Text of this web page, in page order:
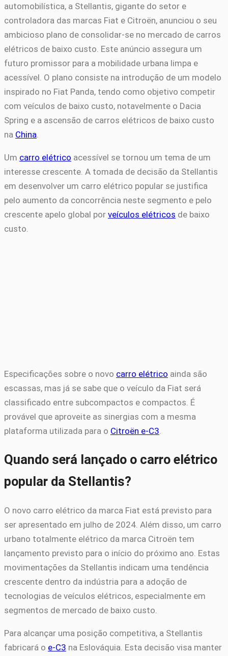
automobilística, a Stellantis, gigante do setor e
controladora das marcas Fiat e Citroën, anunciou o seu
ambicioso plano de consolidar-se no mercado de carros
elétricos de baixo custo. Este anúncio assegura um
futuro promissor para a mobilidade urbana limpa e
acessível. O plano consiste na introdução de um modelo
inspirado no Fiat Panda, tendo como objetivo competir
com veículos de baixo custo, notavelmente o Dacia
Spring e a ascensão de carros elétricos de baixo custo
na China
Um carro elétrico acessível se tornou um tema de um
interesse crescente. A tomada de decisão da Stellantis
em desenvolver um carro elétrico popular se justifica
pelo aumento da concorrência neste segmento e pelo
crescente apelo global por veículos elétricos de baixo
custo.
Especificações sobre o novo carro elétrico ainda são
escassas, mas já se sabe que o veículo da Fiat será
classificado entre subcompactos e compactos. É
provável que aproveite as sinergias com a mesma
plataforma utilizada para o Citroën e-C3
Quando será lançado o carro elétrico
popular da Stellantis?
O novo carro elétrico da marca Fiat está previsto para
ser apresentado em julho de 2024. Além disso, um carro
urbano totalmente elétrico da marca Citroën tem
lançamento previsto para o início do próximo ano. Estas
movimentações da Stellantis indicam uma tendência
crescente dentro da indústria para a adoção de
tecnologias de veículos elétricos, especialmente em
segmentos de mercado de baixo custo.
Para alcançar uma posição competitiva, a Stellantis
fabricará o e-C3 na Eslováquia. Esta decisão visa manter